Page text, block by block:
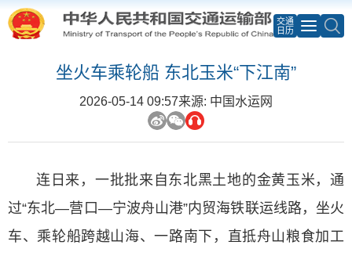
交通
日历
坐火车乘轮船 东北玉米“下江南”
2026-05-14 09:57来源: 中国水运网
连日来，一批批来自东北黑土地的金黄玉米，通
过“东北—营口—宁波舟山港”内贸海铁联运线路，坐火
车、乘轮船跨越山海、一路南下，直抵舟山粮食加工